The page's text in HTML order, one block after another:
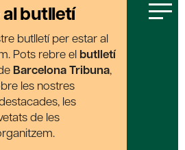
butlletí
butlletí per estar al
Pots rebre el butlletí
Barcelona Tribuna,
les nostres
les
de les